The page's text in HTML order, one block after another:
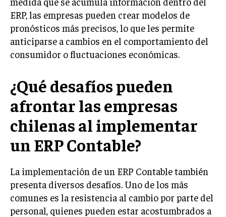
ERP, las empresas pueden crear modelos de
pronósticos más precisos, lo que les permite
anticiparse a cambios en el comportamiento del
consumidor o fluctuaciones económicas.
¿Qué desafíos pueden
afrontar las empresas
chilenas al implementar
un ERP Contable?
La implementación de un ERP Contable también
presenta diversos desafíos. Uno de los más
comunes es la resistencia al cambio por parte del
personal, quienes pueden estar acostumbrados a